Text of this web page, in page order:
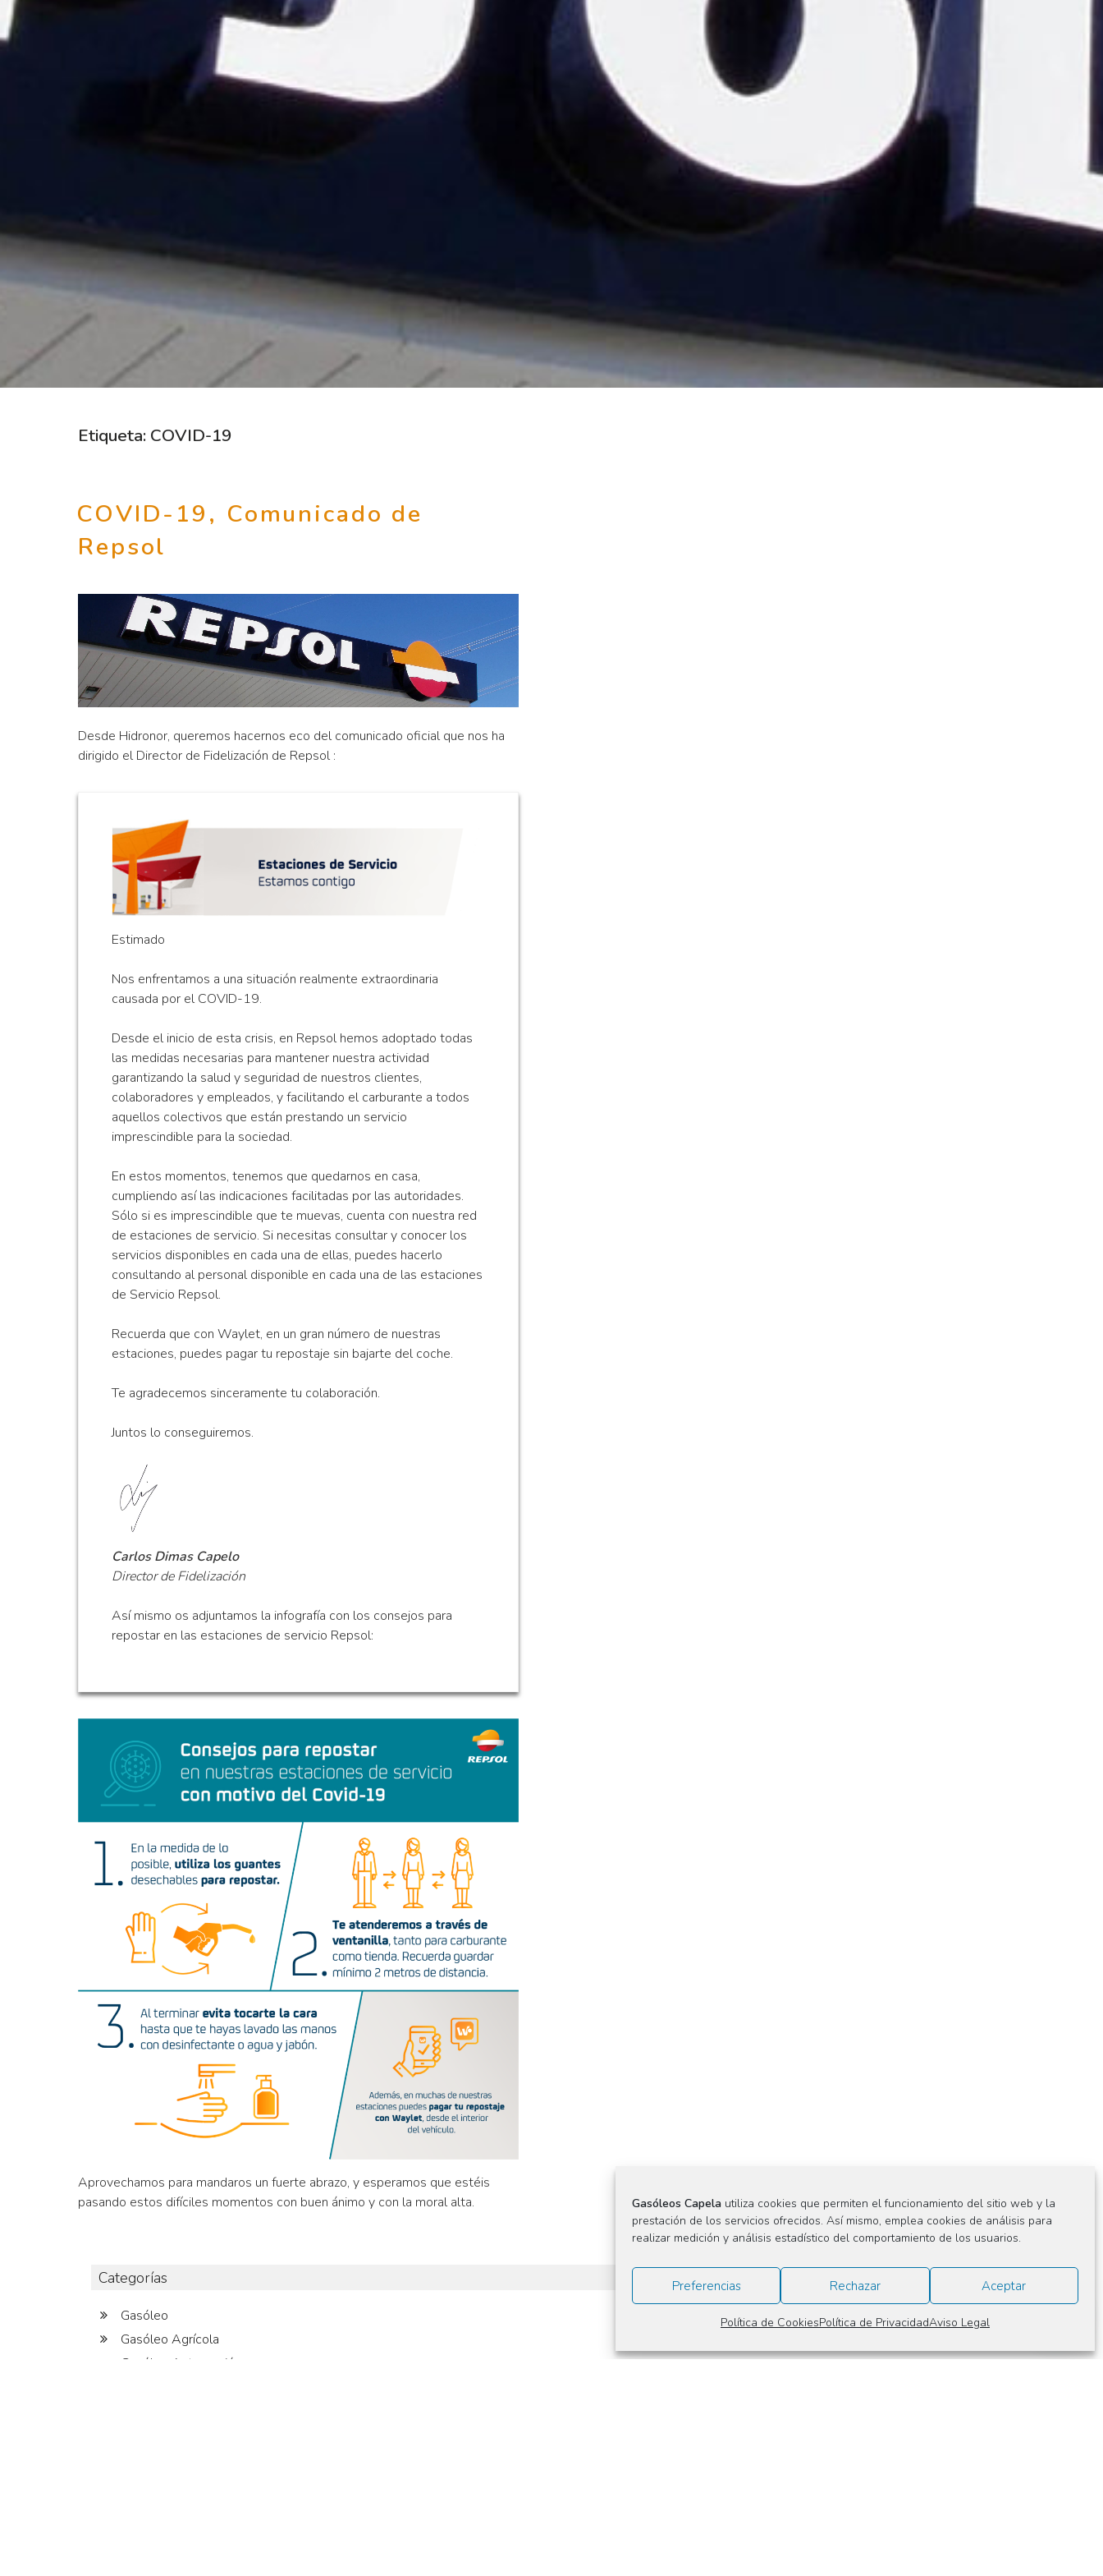
Gasóleos Capela utiliza cookies que permiten el funcionamiento del sitio web y la
prestación de los servicios ofrecidos. Así mismo, emplea cookies de análisis para
realizar medición y análisis estadístico del comportamiento de los usuarios.
Aceptar
Rechazar
Preferencias
Política de CookiesPolítica de PrivacidadAviso Legal
Etiqueta: COVID-19
COVID-19, Comunicado de
Repsol
Desde Hidronor, queremos hacernos eco del comunicado oficial que nos ha
dirigido el Director de Fidelización de Repsol :
Estimado
Nos enfrentamos a una situación realmente extraordinaria
causada por el COVID-19.
Desde el inicio de esta crisis, en Repsol hemos adoptado todas
las medidas necesarias para mantener nuestra actividad
garantizando la salud y seguridad de nuestros clientes,
colaboradores y empleados, y facilitando el carburante a todos
aquellos colectivos que están prestando un servicio
imprescindible para la sociedad.
En estos momentos, tenemos que quedarnos en casa,
cumpliendo así las indicaciones facilitadas por las autoridades.
Sólo si es imprescindible que te muevas, cuenta con nuestra red
de estaciones de servicio. Si necesitas consultar y conocer los
servicios disponibles en cada una de ellas, puedes hacerlo
consultando al personal disponible en cada una de las estaciones
de Servicio Repsol.
Recuerda que con Waylet, en un gran número de nuestras
estaciones, puedes pagar tu repostaje sin bajarte del coche.
Te agradecemos sinceramente tu colaboración.
Juntos lo conseguiremos.
Carlos Dimas Capelo
Director de Fidelización
Así mismo os adjuntamos la infografía con los consejos para
repostar en las estaciones de servicio Repsol:
Aprovechamos para mandaros un fuerte abrazo, y esperamos que estéis
pasando estos difíciles momentos con buen ánimo y con la moral alta.
Categorías
Gasóleo
Gasóleo Agrícola
Gasóleo Automoción